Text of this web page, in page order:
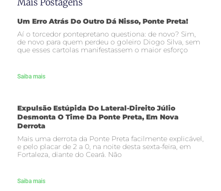
Mais Postagens
Um Erro Atrás Do Outro Dá Nisso, Ponte Preta!
Aí o torcedor pontepretano questiona: de novo? Sim,
de novo para quem perdeu o goleiro Diogo Silva, sem
que esses cartolas manifestassem o maior esforço
Saiba mais
Expulsão Estúpida Do Lateral-Direito Júlio
Desmonta O Time Da Ponte Preta, Em Nova
Derrota
Mais uma derrota da Ponte Preta facilmente explicável,
e pelo placar de 2 a 0, na noite desta sexta-feira, em
Fortaleza, diante do Ceará. Não
Saiba mais